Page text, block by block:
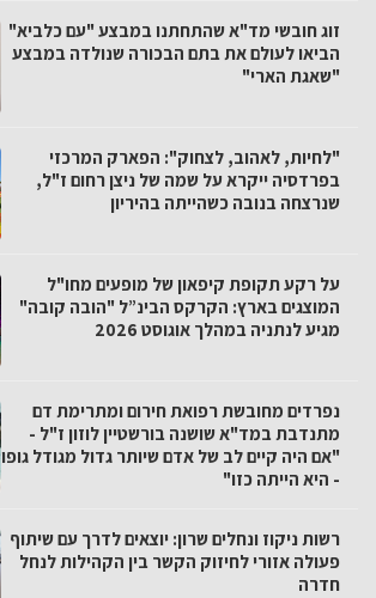
זוג חובשי מד"א שהתחתנו במבצע "עם כלביא"
הביאו לעולם את בתם הבכורה שנולדה במבצע
"שאגת הארי"
"לחיות, לאהוב, לצחוק": הפארק המרכזי
בפרדסיה ייקרא על שמה של ניצן רחום ז"ל,
שנרצחה בנובה כשהייתה בהיריון
על רקע תקופת קיפאון של מופעים מחו"ל
המוצגים בארץ: הקרקס הבינ”ל "הובה קובה"
מגיע לנתניה במהלך אוגוסט 2026
נפרדים מחובשת רפואת חירום ומתרימת דם
מתנדבת במד"א שושנה בורשטיין לוזון ז"ל -
"אם היה קיים לב של אדם שיותר גדול מגודל גופו
- היא הייתה כזו"
רשות ניקוז ונחלים שרון: יוצאים לדרך עם שיתוף
פעולה אזורי לחיזוק הקשר בין הקהילות לנחל
חדרה